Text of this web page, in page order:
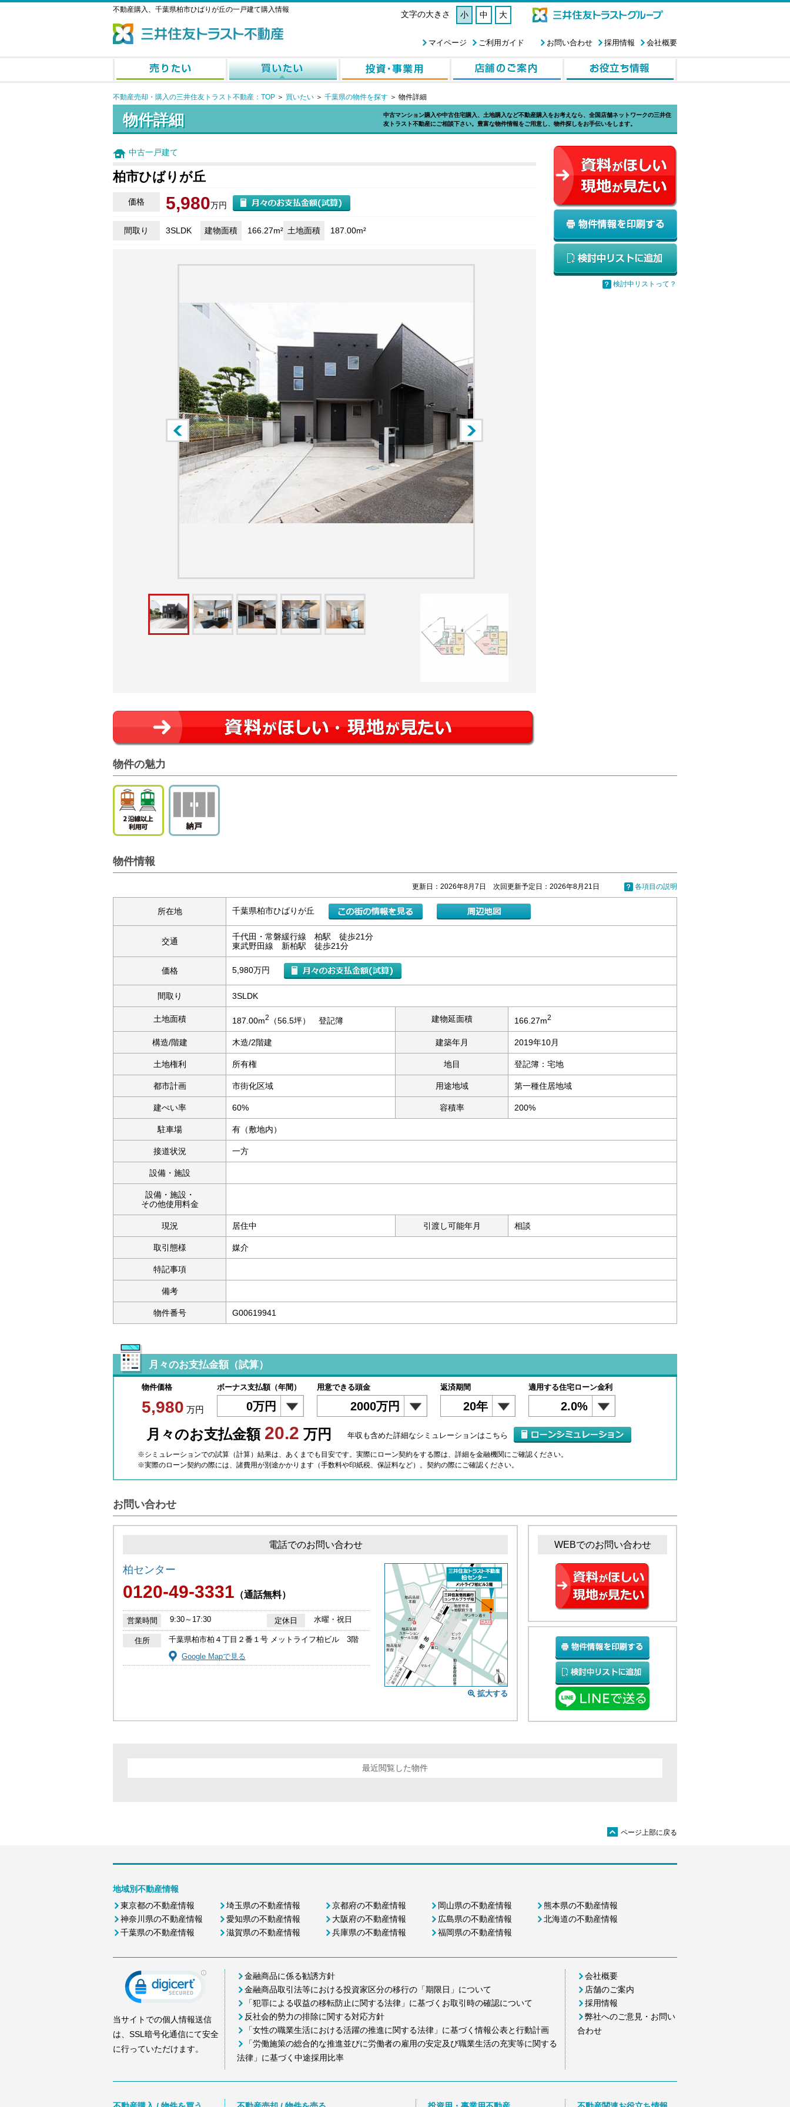
不動産購入、千葉県柏市ひばりが丘の一戸建て購入情報 文字の大きさ 小 中 大
会社概要
採用情報
お問い合わせ
ご利用ガイド
マイページ
不動産売却・購入の三井住友トラスト不動産：TOP ＞ 買いたい ＞ 千葉県の物件を探す ＞ 物件詳細
物件詳細
中古マンション購入や中古住宅購入、土地購入など不動産購入をお考えなら、全国店舗ネットワークの三井住
友トラスト不動産にご相談下さい。豊富な物件情報をご用意し、物件探しをお手伝いをします。
中古一戸建て
柏市ひばりが丘
価格 5,980万円
間取り 3SLDK 建物面積 166.27m² 土地面積 187.00m²
検討中リストって？
物件の魅力
物件情報
更新日：2026年8月7日 次回更新予定日：2026年8月21日 各項目の説明
所在地 千葉県柏市ひばりが丘
交通
千代田・常磐緩行線 柏駅 徒歩21分
東武野田線 新柏駅 徒歩21分
価格 5,980万円
間取り 3SLDK
土地面積 187.00m2 （56.5坪） 登記簿 建物延面積 166.27m2
構造/階建 木造/2階建 建築年月 2019年10月
土地権利 所有権 地目 登記簿：宅地
都市計画 市街化区域 用途地域 第一種住居地域
建ぺい率 60% 容積率 200%
駐車場 有（敷地内）
接道状況 一方
設備・施設
設備・施設・
その他使用料金
現況 居住中 引渡し可能年月 相談
取引態様 媒介
特記事項
備考
物件番号 G00619941
月々のお支払金額（試算）
物件価格
5,980 万円
ボーナス支払額（年間）
0万円
用意できる頭金
2000万円
返済期間
20年
適用する住宅ローン金利
2.0%
月々のお支払金額 20.2 万円 年収も含めた詳細なシミュレーションはこちら
※シミュレーションでの試算（計算）結果は、あくまでも目安です。実際にローン契約をする際は、詳細を金融機関にご確認ください。
※実際のローン契約の際には、諸費用が別途かかります（手数料や印紙税、保証料など）。契約の際にご確認ください。
お問い合わせ
電話でのお問い合わせ
柏センター
0120-49-3331 （通話無料）
営業時間 9:30～17:30 定休日 水曜・祝日
住所
千葉県柏市柏４丁目２番１号 メットライフ柏ビル 3階
Google Mapで見る
拡大する
WEBでのお問い合わせ
最近閲覧した物件
ü ページ上部に戻る
地域別不動産情報
東京都の不動産情報
神奈川県の不動産情報
千葉県の不動産情報
埼玉県の不動産情報
愛知県の不動産情報
滋賀県の不動産情報
京都府の不動産情報
大阪府の不動産情報
兵庫県の不動産情報
岡山県の不動産情報
広島県の不動産情報
福岡県の不動産情報
熊本県の不動産情報
北海道の不動産情報
当サイトでの個人情報送信
は、SSL暗号化通信にて安全
に行っていただけます。
金融商品に係る勧誘方針
金融商品取引法等における投資家区分の移行の「期限日」について
「犯罪による収益の移転防止に関する法律」に基づくお取引時の確認について
反社会的勢力の排除に関する対応方針
「女性の職業生活における活躍の推進に関する法律」に基づく情報公表と行動計画
「労働施策の総合的な推進並びに労働者の雇用の安定及び職業生活の充実等に関する
法律」に基づく中途採用比率
会社概要
店舗のご案内
採用情報
弊社へのご意見・お問い
合わせ